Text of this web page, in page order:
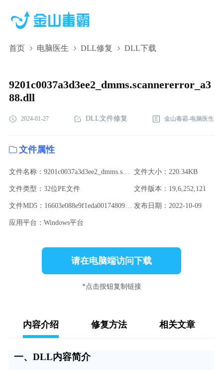
首页 电脑医生 DLL修复 DLL下载
9201c0037a3d3ee2_dmms.scannererror_a3
88.dll
2024-01-27 DLL文件修复 金山毒霸-电脑医生
文件属性
文件名称：9201c0037a3d3ee2_dmms.scannererror_a388.dll 文件大小：220.34KB
文件类型：32位PE文件 文件版本：19,6,252,121
文件MD5：16603e088e9f1eda001748094c0977d9 发布日期：2022-10-09
应用平台：Windows平台
请在电脑端访问下载
*点击按钮复制链接
内容介绍 修复方法 相关文章
一、DLL内容简介